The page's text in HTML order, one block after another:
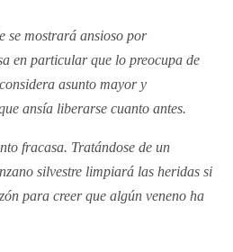
se mostrará ansioso por
en particular que lo preocupa de
asunto mayor y
ansía liberarse cuanto antes.
fracasa. Tratándose de un
silvestre limpiará las heridas si
para creer que algún veneno ha